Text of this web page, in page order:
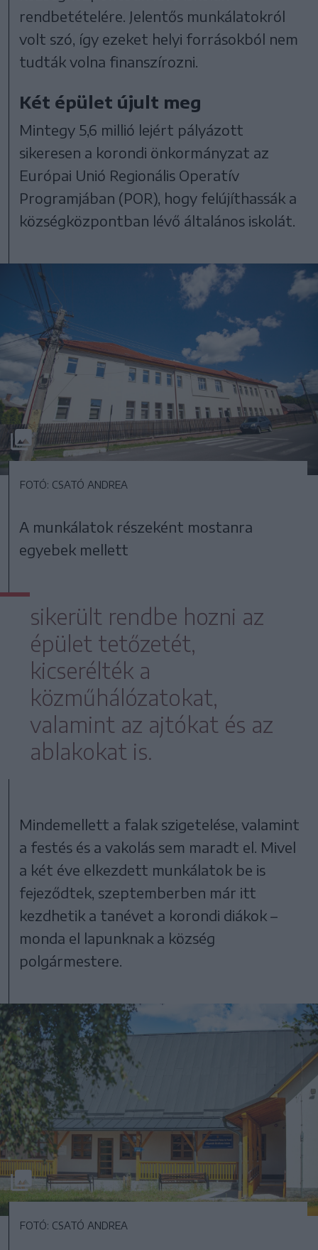
rendbetételére. Jelentős munkálatokról
volt szó, így ezeket helyi forrásokból nem
tudták volna finanszírozni.
Két épület újult meg
Mintegy 5,6 millió lejért pályázott
sikeresen a korondi önkormányzat az
Európai Unió Regionális Operatív
Programjában (POR), hogy felújíthassák a
községközpontban lévő általános iskolát.
FOTÓ: CSATÓ ANDREA
A munkálatok részeként mostanra
egyebek mellett
sikerült rendbe hozni az
épület tetőzetét,
kicserélték a
közműhálózatokat,
valamint az ajtókat és az
ablakokat is.
Mindemellett a falak szigetelése, valamint
a festés és a vakolás sem maradt el. Mivel
a két éve elkezdett munkálatok be is
fejeződtek, szeptemberben már itt
kezdhetik a tanévet a korondi diákok –
monda el lapunknak a község
polgármestere.
FOTÓ: CSATÓ ANDREA